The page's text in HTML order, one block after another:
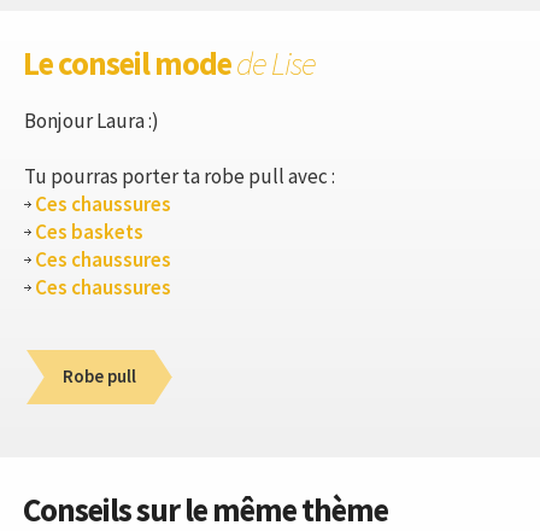
Le conseil modede Lise
Bonjour Laura :)
Tu pourras porter ta robe pull avec :
Ces chaussures
Ces baskets
Ces chaussures
Ces chaussures
Robe pull
Conseils sur le même thème